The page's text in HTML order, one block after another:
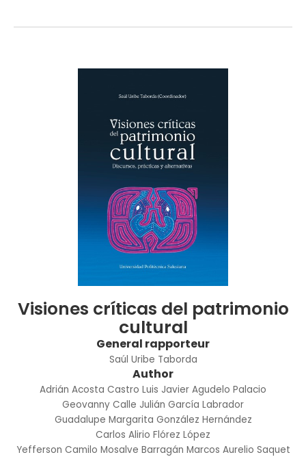
Visiones críticas del patrimonio
cultural
General rapporteur
Saúl Uribe Taborda
Author
Adrián Acosta Castro Luis Javier Agudelo Palacio
Geovanny Calle Julián García Labrador
Guadalupe Margarita González Hernández
Carlos Alirio Flórez López
Yefferson Camilo Mosalve Barragán Marcos Aurelio Saquet